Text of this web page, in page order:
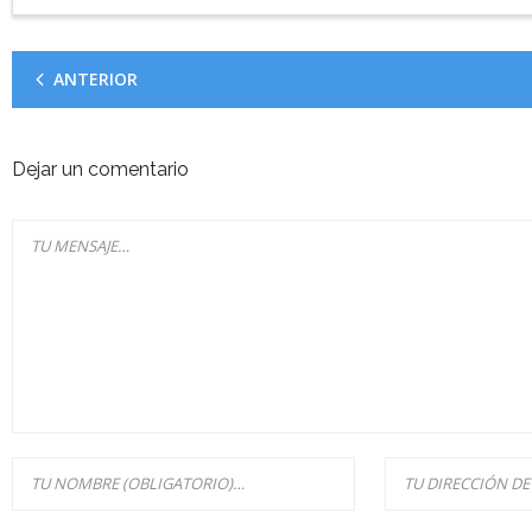
ANTERIOR
Dejar un comentario